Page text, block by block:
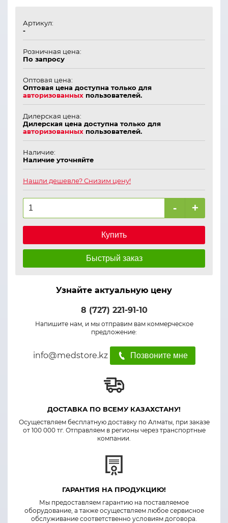
Артикул:
-
Розничная цена:
По запросу
Оптовая цена:
Оптовая цена доступна только для
авторизованных пользователей.
Дилерская цена:
Дилерская цена доступна только для
авторизованных пользователей.
Наличие:
Наличие уточняйте
Нашли дешевле? Снизим цену!
- +
Купить
Быстрый заказ
Узнайте актуальную цену
8 (727) 221-91-10
Напишите нам, и мы отправим вам коммерческое
предложение:
info@medstore.kz Позвоните мне
ДОСТАВКА ПО ВСЕМУ КАЗАХСТАНУ!
Осуществляем бесплатную доставку по Алматы, при заказе
от 100 000 тг. Отправляем в регионы через транспортные
компании.
ГАРАНТИЯ НА ПРОДУКЦИЮ!
Мы предоставляем гарантию на поставляемое
оборудование, а также осуществляем любое сервисное
обслуживание соответственно условиям договора.